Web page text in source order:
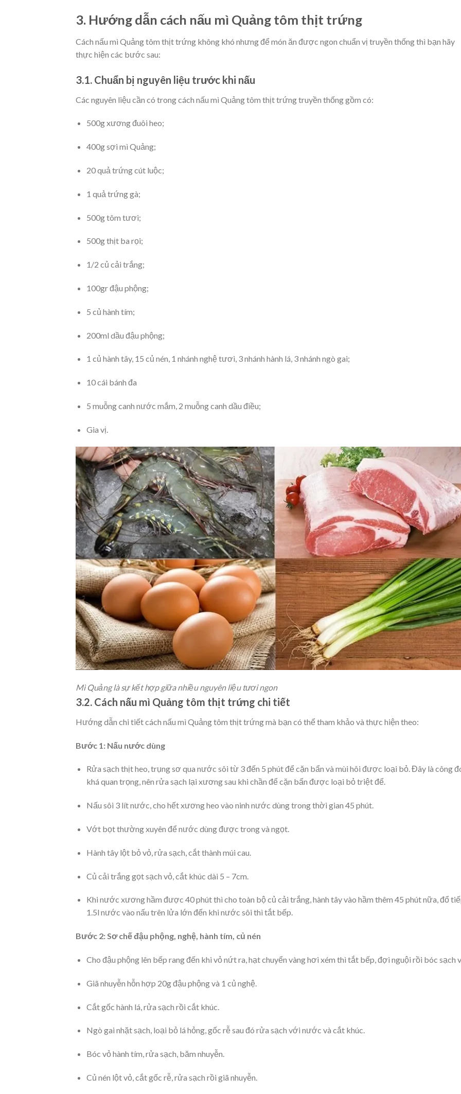
3. Hướng dẫn cách nấu mì Quảng tôm thịt trứng
Cách nấu mì Quảng tôm thịt trứng không khó nhưng để món ăn được ngon chuẩn vị truyền thống thì bạn hãy
thực hiện các bước sau:
3.1. Chuẩn bị nguyên liệu trước khi nấu
Các nguyên liệu cần có trong cách nấu mì Quảng tôm thịt trứng truyền thống gồm có:
500g xương đuôi heo;
400g sợi mì Quảng;
20 quả trứng cút luộc;
1 quả trứng gà;
500g tôm tươi;
500g thịt ba rọi;
1/2 củ cải trắng;
100gr đậu phộng;
5 củ hành tím;
200ml dầu đậu phộng;
1 củ hành tây, 15 củ nén, 1 nhánh nghệ tươi, 3 nhánh hành lá, 3 nhánh ngò gai;
10 cái bánh đa
5 muỗng canh nước mắm, 2 muỗng canh dầu điều;
Gia vị.
Mì Quảng là sự kết hợp giữa nhiều nguyên liệu tươi ngon
3.2. Cách nấu mì Quảng tôm thịt trứng chi tiết
Hướng dẫn chi tiết cách nấu mì Quảng tôm thịt trứng mà bạn có thể tham khảo và thực hiện theo:
Bước 1: Nấu nước dùng
Rửa sạch thịt heo, trụng sơ qua nước sôi từ 3 đến 5 phút để cặn bẩn và mùi hôi được loại bỏ. Đây là công
khá quan trọng, nên rửa sạch lại xương sau khi chần để cặn bẩn được loại bỏ triệt để.
Nấu sôi 3 lít nước, cho hết xương heo vào ninh nước dùng trong thời gian 45 phút.
Vớt bọt thường xuyên để nước dùng được trong và ngọt.
Hành tây lột bỏ vỏ, rửa sạch, cắt thành múi cau.
Củ cải trắng gọt sạch vỏ, cắt khúc dài 5 – 7cm.
Khi nước xương hầm được 40 phút thì cho toàn bộ củ cải trắng, hành tây vào hầm thêm 45 phút nữa, đổ
1.5l nước vào nấu trên lửa lớn đến khi nước sôi thì tắt bếp.
Bước 2: Sơ chế đậu phộng, nghệ, hành tím, củ nén
Cho đậu phộng lên bếp rang đến khi vỏ nứt ra, hạt chuyển vàng hơi xém thì tắt bếp, đợi nguội rồi bóc sạch
Giã nhuyễn hỗn hợp 20g đậu phộng và 1 củ nghệ.
Cắt gốc hành lá, rửa sạch rồi cắt khúc.
Ngò gai nhặt sạch, loại bỏ lá hỏng, gốc rễ sau đó rửa sạch với nước và cắt khúc.
Bóc vỏ hành tím, rửa sạch, băm nhuyễn.
Củ nén lột vỏ, cắt gốc rễ, rửa sạch rồi giã nhuyễn.